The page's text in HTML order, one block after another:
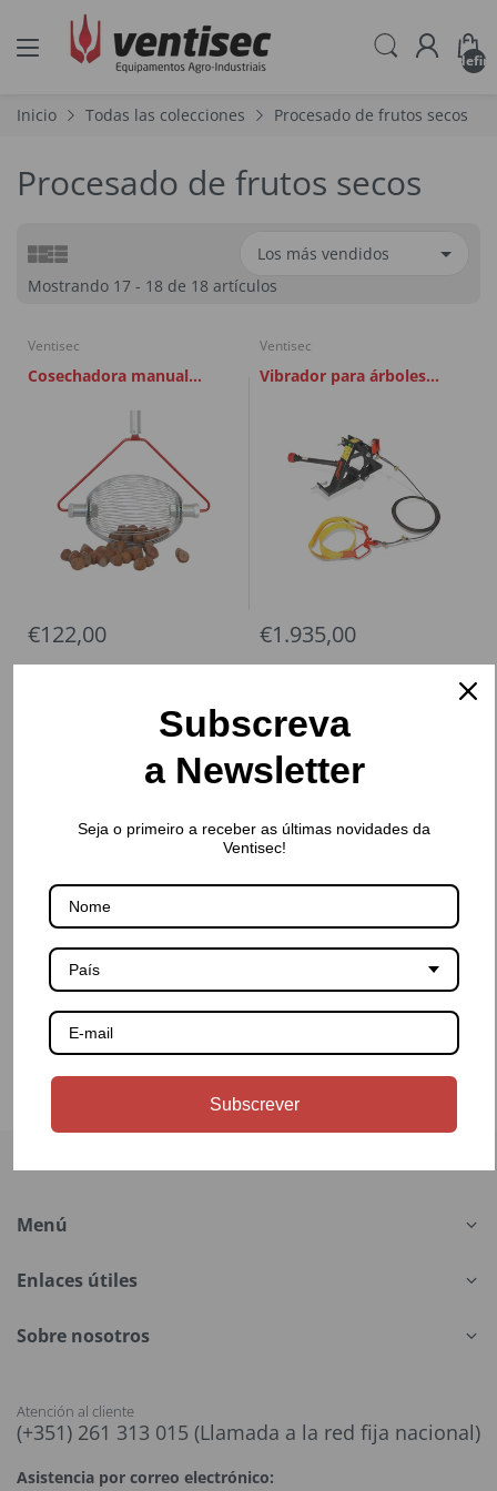
Inicio Todas las colecciones Procesado de frutos secos
Procesado de frutos secos
Mostrando 17 - 18 de 18 artículos
Ventisec
Cosechadora manual
telescópico Avellanas
€122,00
Ventisec
Vibrador para árboles
€1.935,00
1 2
Mostrando 17 - 18 de 18 artículos
Menú
Enlaces útiles
Sobre nosotros
Atención al cliente
(+351) 261 313 015 (Llamada a la red fija nacional)
Asistencia por correo electrónico:
Subscreva
a Newsletter
Seja o primeiro a receber as últimas novidades da
Ventisec!
País
Subscrever